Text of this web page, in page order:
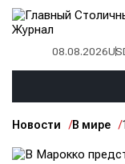
08.08.2026
Новости В мире